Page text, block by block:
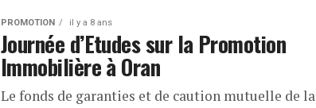
PROMOTION il y a 8 ans
Journée d’Etudes sur la Promotion
Immobilière à Oran
Le fonds de garanties et de caution mutuelle de la